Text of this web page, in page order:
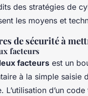
des stratégies de
les moyens et
de sécurité à
facteurs
facteurs est un
à la simple saisie
L’utilisation d’un